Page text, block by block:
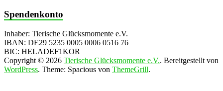
Spendenkonto
Inhaber: Tierische Glücksmomente e.V.
IBAN: DE29 5235 0005 0006 0516 76
BIC: HELADEF1KOR
Copyright © 2026 Tierische Glücksmomente e.V.. Bereitgestellt von
WordPress. Theme: Spacious von ThemeGrill.